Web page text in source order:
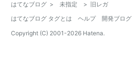
はてなブログ > 未指定 >
旧レガ
はてなブログ タグとは
ヘルプ 開発ブログ
Copyright (C) 2001-2026 Hatena.